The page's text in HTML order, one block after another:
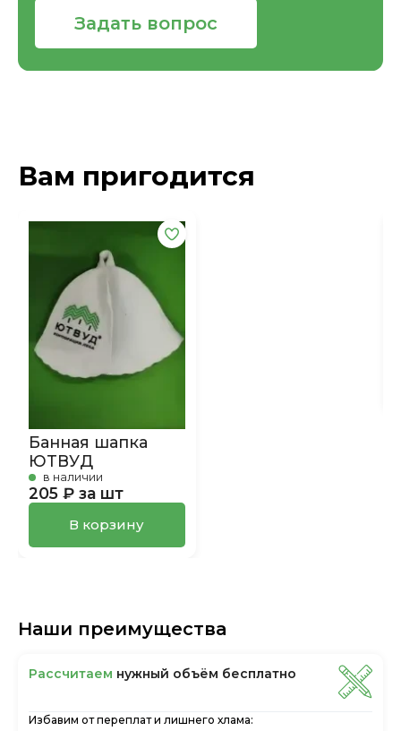
Задать вопрос
Вам пригодится
Банная шапка
ЮТВУД
в наличии
205 ₽ за шт
В корзину
Наши преимущества
Рассчитаем нужный объём бесплатно
Избавим от переплат и лишнего хлама: